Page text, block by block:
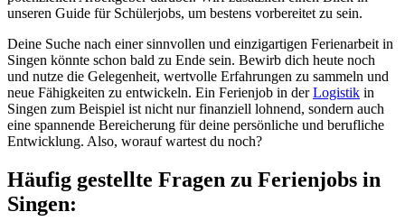
unseren Guide für Schülerjobs, um bestens vorbereitet zu sein.
Deine Suche nach einer sinnvollen und einzigartigen Ferienarbeit in
Singen könnte schon bald zu Ende sein. Bewirb dich heute noch
und nutze die Gelegenheit, wertvolle Erfahrungen zu sammeln und
neue Fähigkeiten zu entwickeln. Ein Ferienjob in derLogistik in
Singen zum Beispiel ist nicht nur finanziell lohnend, sondern auch
eine spannende Bereicherung für deine persönliche und berufliche
Entwicklung. Also, worauf wartest du noch?
Häufig gestellte Fragen zu Ferienjobs in
Singen: